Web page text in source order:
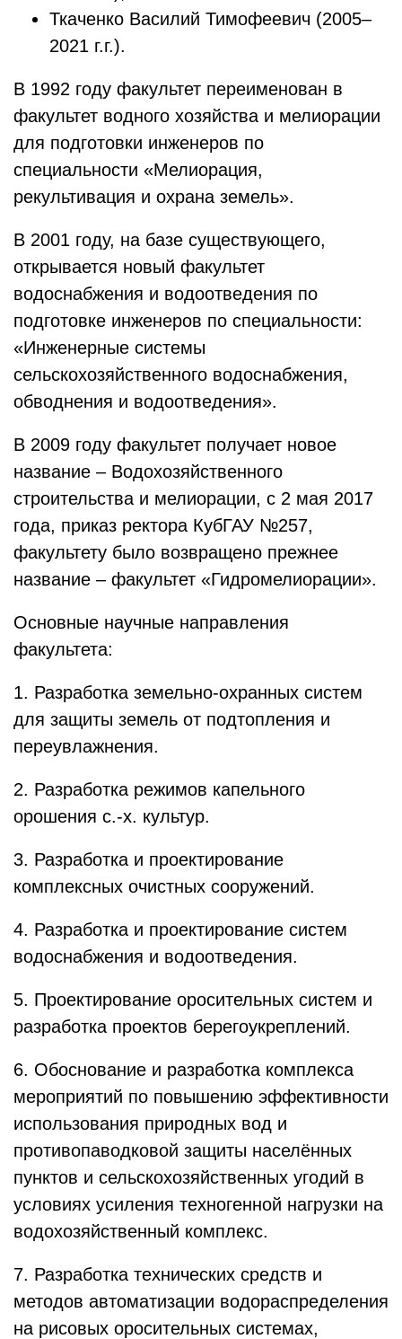
Ткаченко Василий Тимофеевич (2005–
2021 г.г.).
В 1992 году факультет переименован в
факультет водного хозяйства и мелиорации
для подготовки инженеров по
специальности «Мелиорация,
рекультивация и охрана земель».
В 2001 году, на базе существующего,
открывается новый факультет
водоснабжения и водоотведения по
подготовке инженеров по специальности:
«Инженерные системы
сельскохозяйственного водоснабжения,
обводнения и водоотведения».
В 2009 году факультет получает новое
название – Водохозяйственного
строительства и мелиорации, с 2 мая 2017
года, приказ ректора КубГАУ №257,
факультету было возвращено прежнее
название – факультет «Гидромелиорации».
Основные научные направления
факультета:
1. Разработка земельно-охранных систем
для защиты земель от подтопления и
переувлажнения.
2. Разработка режимов капельного
орошения с.-х. культур.
3. Разработка и проектирование
комплексных очистных сооружений.
4. Разработка и проектирование систем
водоснабжения и водоотведения.
5. Проектирование оросительных систем и
разработка проектов берегоукреплений.
6. Обоснование и разработка комплекса
мероприятий по повышению эффективности
использования природных вод и
противопаводковой защиты населённых
пунктов и сельскохозяйственных угодий в
условиях усиления техногенной нагрузки на
водохозяйственный комплекс.
7. Разработка технических средств и
методов автоматизации водораспределения
на рисовых оросительных системах,